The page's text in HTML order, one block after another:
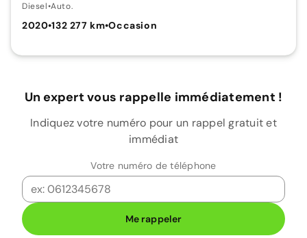
Diesel•Auto.
2020•132 277 km•Occasion
Un expert vous rappelle immédiatement !
Indiquez votre numéro pour un rappel gratuit et
immédiat
Votre numéro de téléphone
Me rappeler